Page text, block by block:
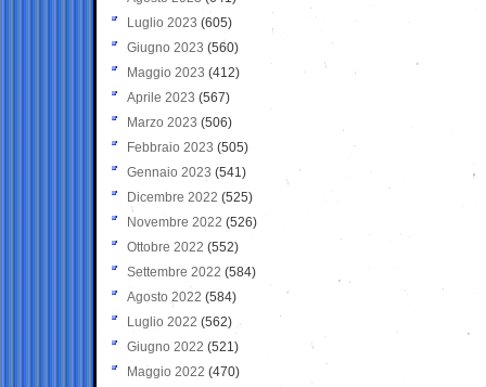
Luglio 2023 (605)
Giugno 2023 (560)
Maggio 2023 (412)
Aprile 2023 (567)
Marzo 2023 (506)
Febbraio 2023 (505)
Gennaio 2023 (541)
Dicembre 2022 (525)
Novembre 2022 (526)
Ottobre 2022 (552)
Settembre 2022 (584)
Agosto 2022 (584)
Luglio 2022 (562)
Giugno 2022 (521)
Maggio 2022 (470)